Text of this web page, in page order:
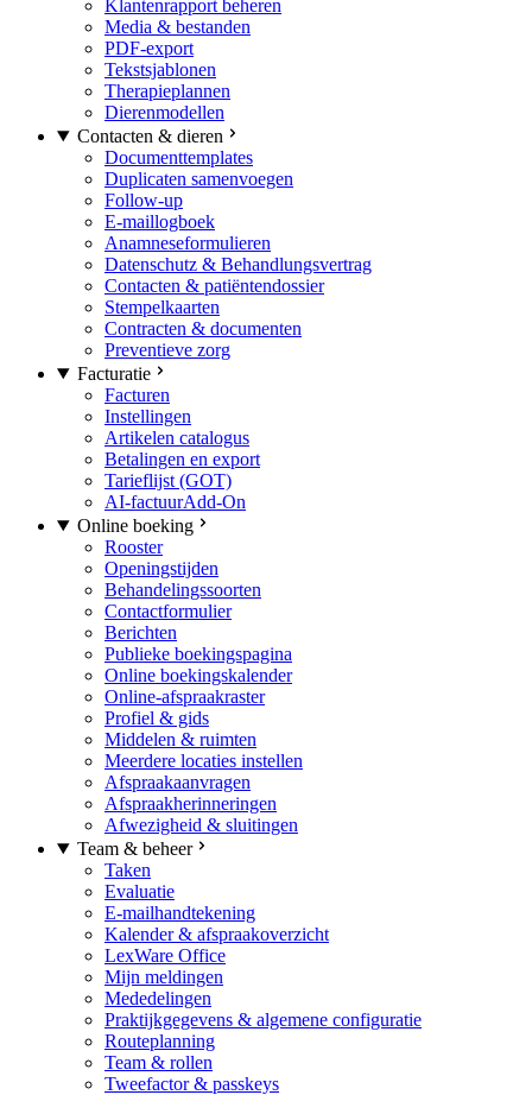
Klantenrapport beheren
Media & bestanden
PDF-export
Tekstsjablonen
Therapieplannen
Dierenmodellen
Contacten & dieren
Documenttemplates
Duplicaten samenvoegen
Follow-up
E-maillogboek
Anamneseformulieren
Datenschutz & Behandlungsvertrag
Contacten & patiëntendossier
Stempelkaarten
Contracten & documenten
Preventieve zorg
Facturatie
Facturen
Instellingen
Artikelen catalogus
Betalingen en export
Tarieflijst (GOT)
AI-factuurAdd-On
Online boeking
Rooster
Openingstijden
Behandelingssoorten
Contactformulier
Berichten
Publieke boekingspagina
Online boekingskalender
Online-afspraakraster
Profiel & gids
Middelen & ruimten
Meerdere locaties instellen
Afspraakaanvragen
Afspraakherinneringen
Afwezigheid & sluitingen
Team & beheer
Taken
Evaluatie
E-mailhandtekening
Kalender & afspraakoverzicht
LexWare Office
Mijn meldingen
Mededelingen
Praktijkgegevens & algemene configuratie
Routeplanning
Team & rollen
Tweefactor & passkeys